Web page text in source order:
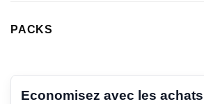
PACKS
Economisez avec les